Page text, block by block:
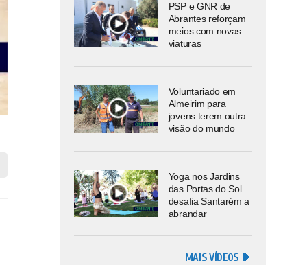
PSP e GNR de
Abrantes reforçam
meios com novas
viaturas
Voluntariado em
Almeirim para
jovens terem outra
visão do mundo
Yoga nos Jardins
das Portas do Sol
desafia Santarém a
abrandar
MAIS VÍDEOS